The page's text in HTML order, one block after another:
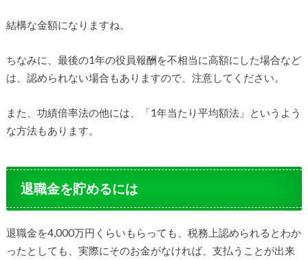
結構な金額になりますね。
ちなみに、最後の1年の役員報酬を不相当に高額にした場合など
は、認められない場合もありますので、注意してください。
また、功績倍率法の他には、「1年当たり平均額法」というよう
な方法もあります。
退職金を貯めるには
退職金を4,000万円くらいもらっても、税務上認められるとわか
ったとしても、実際にそのお金がなければ、支払うことが出来